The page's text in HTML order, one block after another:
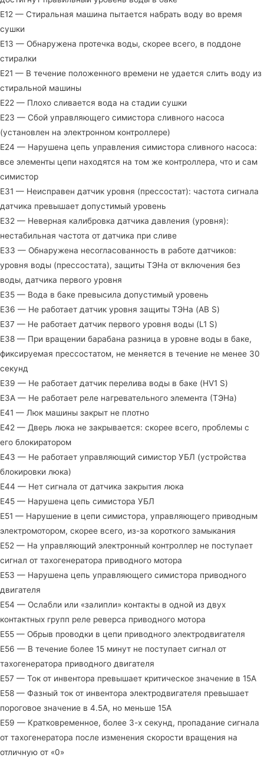
E12 — Стиральная машина пытается набрать воду во время
сушки
E13 — Обнаружена протечка воды, скорее всего, в поддоне
стиралки
E21 — В течение положенного времени не удается слить воду из
стиральной машины
E22 — Плохо сливается вода на стадии сушки
E23 — Сбой управляющего симистора сливного насоса
(установлен на электронном контроллере)
E24 — Нарушена цепь управления симистора сливного насоса:
все элементы цепи находятся на том же контроллера, что и сам
симистор
E31 — Неисправен датчик уровня (прессостат): частота сигнала
датчика превышает допустимый уровень
E32 — Неверная калибровка датчика давления (уровня):
нестабильная частота от датчика при сливе
E33 — Обнаружена несогласованность в работе датчиков:
уровня воды (прессостата), защиты ТЭНа от включения без
воды, датчика первого уровня
E35 — Вода в баке превысила допустимый уровень
E36 — Не работает датчик уровня защиты ТЭНа (AB S)
E37 — Не работает датчик первого уровня воды (L1 S)
E38 — При вращении барабана разница в уровне воды в баке,
фиксируемая прессостатом, не меняется в течение не менее 30
секунд
E39 — Не работает датчик перелива воды в баке (HV1 S)
E3A — Не работает реле нагревательного элемента (ТЭНа)
E41 — Люк машины закрыт не плотно
E42 — Дверь люка не закрывается: скорее всего, проблемы с
его блокиратором
E43 — Не работает управляющий симистор УБЛ (устройства
блокировки люка)
E44 — Нет сигнала от датчика закрытия люка
E45 — Нарушена цепь симистора УБЛ
E51 — Нарушение в цепи симистора, управляющего приводным
электромотором, скорее всего, из-за короткого замыкания
E52 — На управляющий электронный контроллер не поступает
сигнал от тахогенератора приводного мотора
E53 — Нарушена цепь управляющего симистора приводного
двигателя
E54 — Ослабли или «залипли» контакты в одной из двух
контактных групп реле реверса приводного мотора
E55 — Обрыв проводки в цепи приводного электродвигателя
E56 — В течение более 15 минут не поступает сигнал от
тахогенератора приводного двигателя
E57 — Ток от инвентора превышает критическое значение в 15А
E58 — Фазный ток от инвентора электродвигателя превышает
пороговое значение в 4.5А, но меньше 15А
E59 — Кратковременное, более 3-х секунд, пропадание сигнала
от тахогенератора после изменения скорости вращения на
отличную от «0»